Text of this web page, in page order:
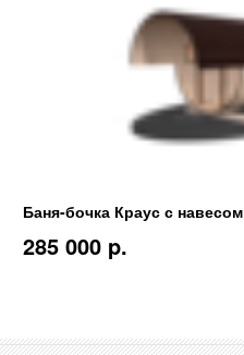
Баня-бочка Краус с навесом
285 000 p.